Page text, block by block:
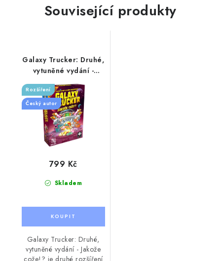
Související produkty
Galaxy Trucker: Druhé,
vytuněné vydání -
Jakože cože!?
Rozšíření
Český autor
Skladem
799 Kč
Galaxy Trucker: Druhé,
vytuněné vydání - Jakože
cože!? je druhé rozšíření